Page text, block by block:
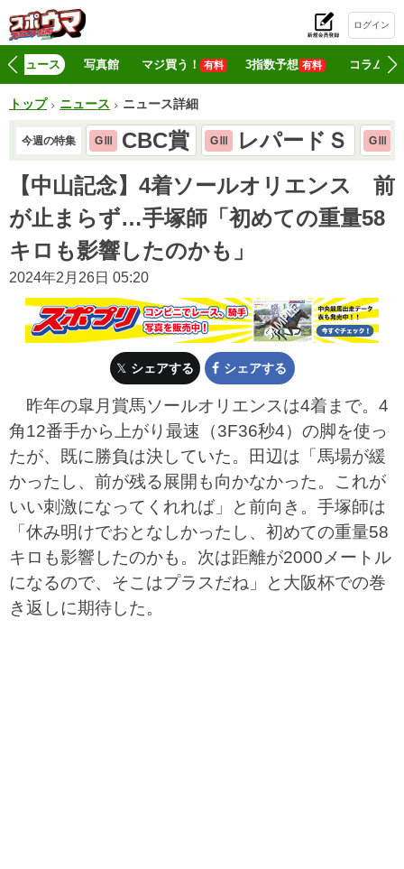
ログイン
ニュース 写真館 マジ買う！ 有料 3指数予想 有料 コラム
トップ ニュース ニュース詳細
今週の特集 GⅢ CBC賞 GⅢ レパードＳ GⅢ
【中山記念】4着ソールオリエンス 前
が止まらず…手塚師「初めての重量58
キロも影響したのかも」
2024年2月26日 05:20
シェアする シェアする
昨年の皐月賞馬ソールオリエンスは4着まで。4
角12番手から上がり最速（3F36秒4）の脚を使っ
たが、既に勝負は決していた。田辺は「馬場が緩
かったし、前が残る展開も向かなかった。これが
いい刺激になってくれれば」と前向き。手塚師は
「休み明けでおとなしかったし、初めての重量58
キロも影響したのかも。次は距離が2000メートル
になるので、そこはプラスだね」と大阪杯での巻
き返しに期待した。